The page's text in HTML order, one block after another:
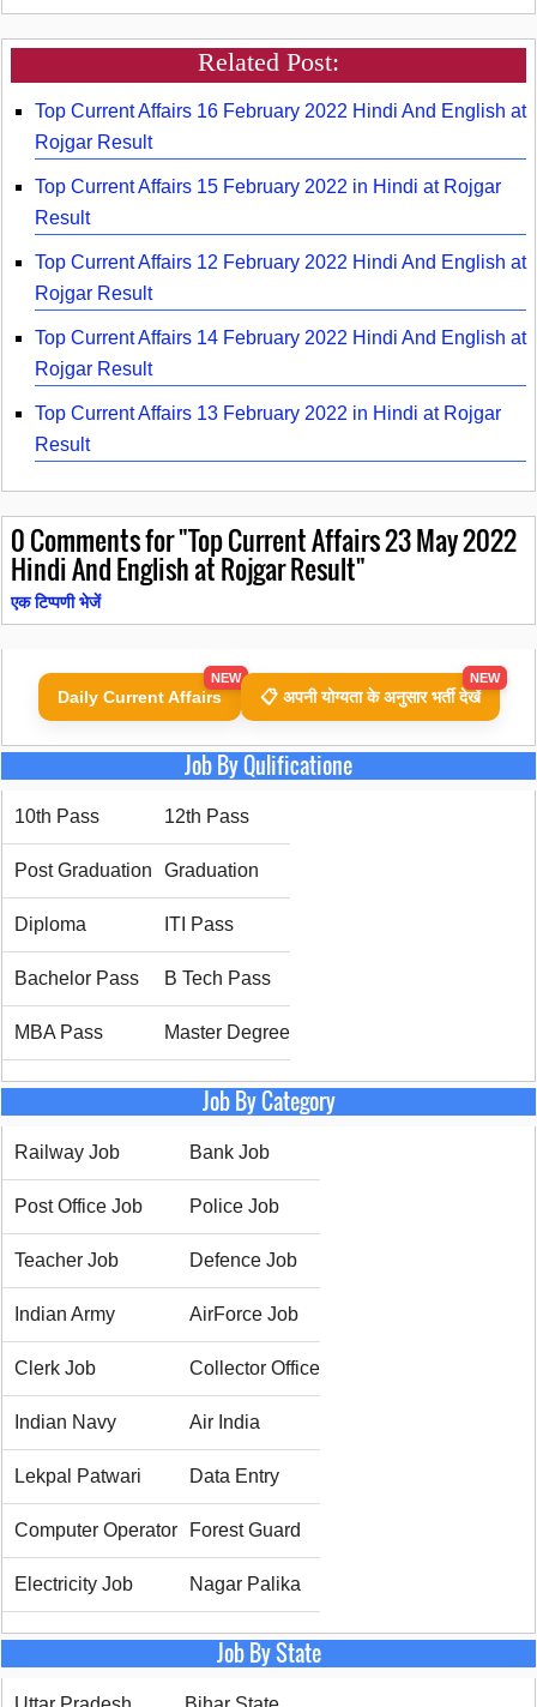
Related Post:
Top Current Affairs 16 February 2022 Hindi And English at
Rojgar Result
Top Current Affairs 15 February 2022 in Hindi at Rojgar
Result
Top Current Affairs 12 February 2022 Hindi And English at
Rojgar Result
Top Current Affairs 14 February 2022 Hindi And English at
Rojgar Result
Top Current Affairs 13 February 2022 in Hindi at Rojgar
Result
0Comments for "Top Current Affairs 23 May 2022
Hindi And English at Rojgar Result"
एक टिप्पणी भेजें
Daily Current Affairs
NEW
📋 अपनी योग्यता के अनुसार भर्ती देखें
NEW
Job By Qulificatione
10th Pass 12th Pass
Post Graduation Graduation
Diploma ITI Pass
Bachelor Pass B Tech Pass
MBA Pass Master Degree
Job By Category
Railway Job Bank Job
Post Office Job Police Job
Teacher Job Defence Job
Indian Army AirForce Job
Clerk Job Collector Office
Indian Navy Air India
Lekpal Patwari Data Entry
Computer Operator Forest Guard
Electricity Job Nagar Palika
Job By State